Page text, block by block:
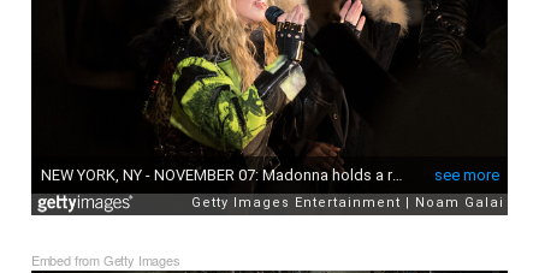
Embed from Getty Images